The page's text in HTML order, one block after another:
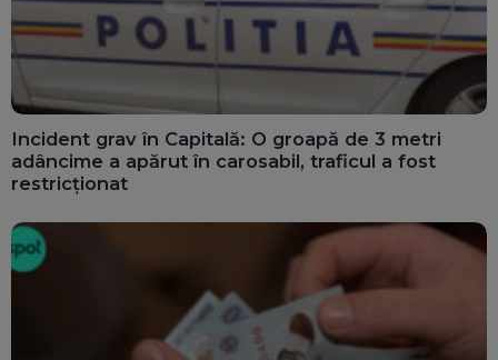
Incident grav în Capitală: O groapă de 3 metri
adâncime a apărut în carosabil, traficul a fost
restricționat